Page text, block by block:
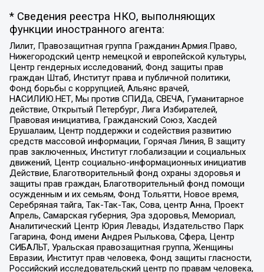
* Сведения реестра НКО, выполняющих
функции иностранного агента:
Лилит, Правозащитная группа Гражданин.Армия.Право,
Нижегородский центр немецкой и европейской культуры,
Центр гендерных исследований, Фонд защиты прав
граждан Штаб, Институт права и публичной политики,
Фонд борьбы с коррупцией, Альянс врачей,
НАСИЛИЮ.НЕТ, Мы против СПИДа, СВЕЧА, Гуманитарное
действие, Открытый Петербург, Лига Избирателей,
Правовая инициатива, Гражданский Союз, Хасдей
Ерушалаим, Центр поддержки и содействия развитию
средств массовой информации, Горячая Линия, В защиту
прав заключенных, Институт глобализации и социальных
движений, Центр социально-информационных инициатив
Действие, Благотворительный фонд охраны здоровья и
защиты прав граждан, Благотворительный фонд помощи
осужденным и их семьям, Фонд Тольятти, Новое время,
Серебряная тайга, Так-Так-Так, Сова, центр Анна, Проект
Апрель, Самарская губерния, Эра здоровья, Мемориал,
Аналитический Центр Юрия Левады, Издательство Парк
Гагарина, Фонд имени Андрея Рылькова, Сфера, Центр
СИБАЛЬТ, Уральская правозащитная группа, Женщины
Евразии, Институт прав человека, Фонд защиты гласности,
Российский исследовательский центр по правам человека,